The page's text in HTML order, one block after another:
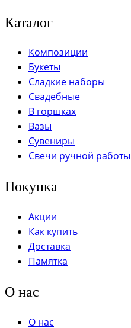
Каталог
Композиции
Букеты
Сладкие наборы
Свадебные
В горшках
Вазы
Сувениры
Свечи ручной работы
Покупка
Акции
Как купить
Доставка
Памятка
О нас
О нас